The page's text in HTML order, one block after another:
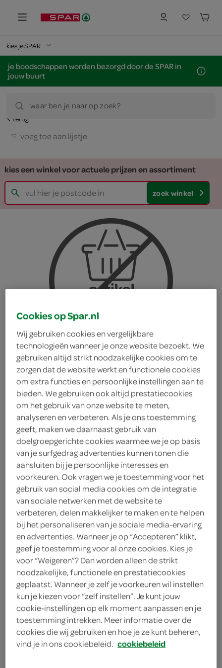
kies je SPAR
je boodschappen worden bezorgd door de SPAR in
jouw buurt
waar ben je naar op zoek?
terug
voeg toe aan lijstje
kies een winkel voor actuele prijzen en assortiment
zoek winkel
Celebrations fles
chocolade mix
Celebrations
8.
49
312 Gram
Let op: aanbiedingen zijn niet zichtbaar bij de
producten, maar worden wél automatisch
verwerkt in de winkelmand.
een leuke fles gevuld met chocolade assortiment
limited edition
Cookies op Spar.nl
Wij gebruiken cookies en vergelijkbare
technologieën wanneer je onze website bezoekt. We
gebruiken altijd strikt noodzakelijke cookies om te
zorgen dat de website werkt en functionele cookies
om extra functies en persoonlijke instellingen aan te
bieden. We gebruiken ook altijd prestatiecookies
om het gebruik van onze website te meten,
analyseren en verbeteren. Als je ons toestemming
geeft, maken we daarnaast gebruik van
doelgroepgerichte cookies waarmee we je op basis
van je surfgedrag advertenties kunnen tonen die
aansluiten bij je persoonlijke interesses en
voorkeuren. Ook vragen we je toestemming voor het
gebruik van social media cookies om de integratie
van sociale netwerken met de website te
verbeteren, delen makkelijker te maken en te helpen
bij het personaliseren van je sociale media-ervaring
en advertenties. Wanneer je op “Accepteren” klikt,
geef je toestemming voor al onze cookies. Kies je
voor “Weigeren”? Dan worden alleen de strikt
noodzakelijke, functionele en prestatiecookies
geplaatst. Wanneer je zelf je voorkeuren wil instellen
kun je kiezen voor “zelf instellen”. Je kunt jouw
cookie-instellingen op elk moment aanpassen en je
toestemming intrekken. Meer informatie over de
cookies die wij gebruiken en hoe je ze kunt beheren,
vind je in ons cookiebeleid. cookiebeleid